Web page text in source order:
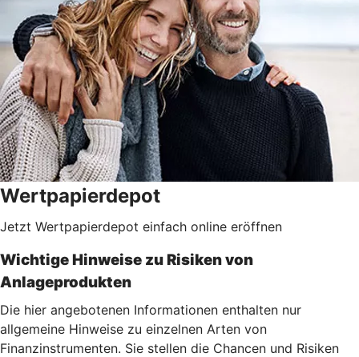
Wertpapierdepot
Jetzt Wertpapierdepot einfach online eröffnen
Wichtige Hinweise zu Risiken von
Anlageprodukten
Die hier angebotenen Informationen enthalten nur
allgemeine Hinweise zu einzelnen Arten von
Finanzinstrumenten. Sie stellen die Chancen und Risiken